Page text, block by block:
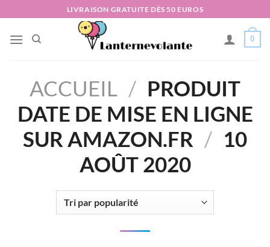
au
contenu
LIVRAISON GRATUITE DÈS 50 EUROS
0
ACCUEIL / PRODUIT
DATE DE MISE EN LIGNE
SUR AMAZON.FR / 10
AOÛT 2020